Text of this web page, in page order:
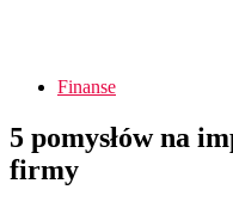
Finanse
5 pomysłów na
firmy